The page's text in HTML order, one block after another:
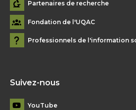
Partenaires de recherche
Fondation de l'UQAC
Professionnels de l'information
Suivez-nous
YouTube